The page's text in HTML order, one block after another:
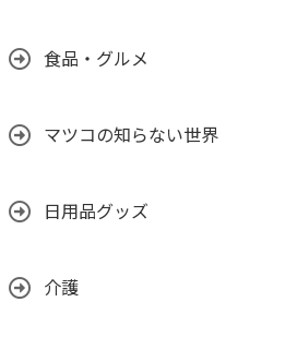
食品・グルメ
マツコの知らない世界
日用品グッズ
介護